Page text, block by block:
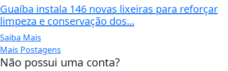
Guaíba instala 146 novas lixeiras para reforçar
limpeza e conservação dos...
Saiba Mais
Mais Postagens
Não possui uma conta?